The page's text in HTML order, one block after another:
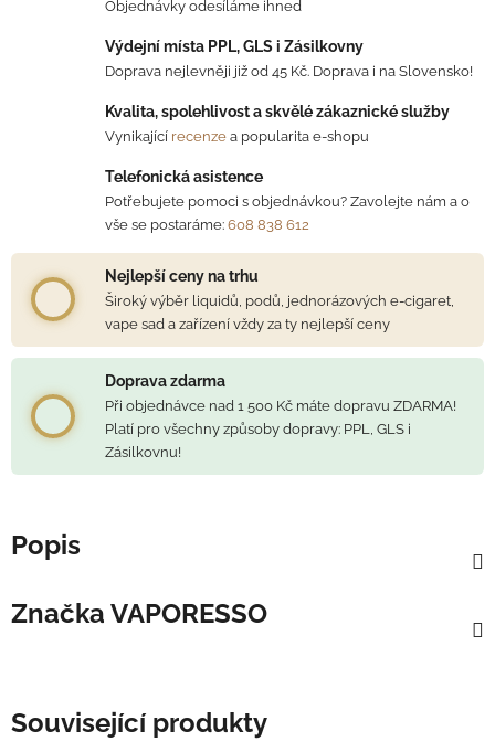
Objednávky odesíláme ihned
Výdejní místa PPL, GLS i Zásilkovny
Doprava nejlevněji již od 45 Kč. Doprava i na Slovensko!
Kvalita, spolehlivost a skvělé zákaznické služby
Vynikající recenze a popularita e-shopu
Telefonická asistence
Potřebujete pomoci s objednávkou? Zavolejte nám a o
vše se postaráme: 608 838 612
Nejlepší ceny na trhu
Široký výběr liquidů, podů, jednorázových e-cigaret,
vape sad a zařízení vždy za ty nejlepší ceny
Doprava zdarma
Při objednávce nad 1 500 Kč máte dopravu ZDARMA!
Platí pro všechny způsoby dopravy: PPL, GLS i
Zásilkovnu!
Popis
Značka VAPORESSO
Související produkty